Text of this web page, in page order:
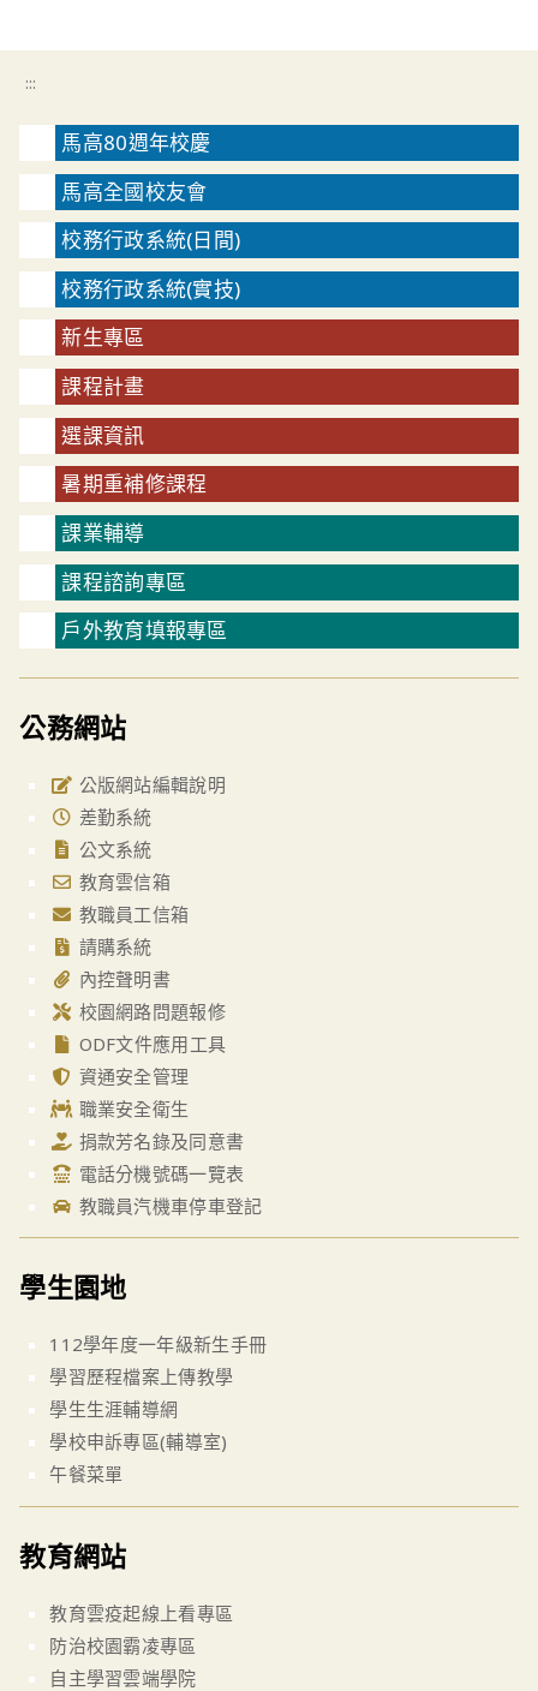
:::
馬高80週年校慶
馬高全國校友會
校務行政系統(日間)
校務行政系統(實技)
新生專區
課程計畫
選課資訊
暑期重補修課程
課業輔導
課程諮詢專區
戶外教育填報專區
公務網站
公版網站編輯說明
差勤系統
公文系統
教育雲信箱
教職員工信箱
請購系統
內控聲明書
校園網路問題報修
ODF文件應用工具
資通安全管理
職業安全衛生
捐款芳名錄及同意書
電話分機號碼一覽表
教職員汽機車停車登記
學生園地
112學年度一年級新生手冊
學習歷程檔案上傳教學
學生生涯輔導網
學校申訴專區(輔導室)
午餐菜單
教育網站
教育雲疫起線上看專區
防治校園霸凌專區
自主學習雲端學院